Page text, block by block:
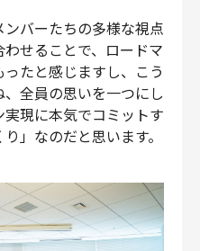
バーたちの多様な視点
せることで、ロードマ
たと感じますし、こう
全員の思いを一つにし
現に本気でコミットす
」なのだと思います。